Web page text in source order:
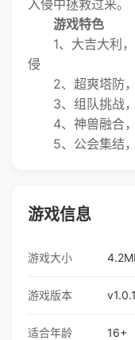
入侵中拯救过来。
游戏特色
1、大吉大利，
侵
2、超爽塔防，
3、组队挑战，
4、神兽融合，
5、公会集结，
游戏信息
游戏大小
游戏版本 v1.0.1
适合年龄 16+